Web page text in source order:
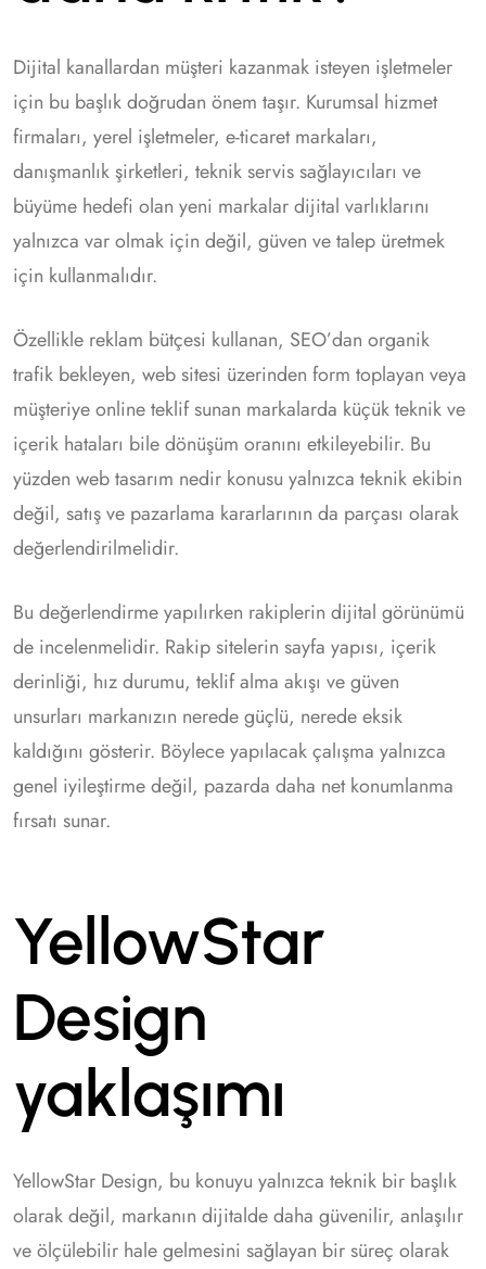
Dijital kanallardan müşteri kazanmak isteyen işletmeler
için bu başlık doğrudan önem taşır. Kurumsal hizmet
firmaları, yerel işletmeler, e-ticaret markaları,
danışmanlık şirketleri, teknik servis sağlayıcıları ve
büyüme hedefi olan yeni markalar dijital varlıklarını
yalnızca var olmak için değil, güven ve talep üretmek
için kullanmalıdır.
Özellikle reklam bütçesi kullanan, SEO’dan organik
trafik bekleyen, web sitesi üzerinden form toplayan veya
müşteriye online teklif sunan markalarda küçük teknik ve
içerik hataları bile dönüşüm oranını etkileyebilir. Bu
yüzden web tasarım nedir konusu yalnızca teknik ekibin
değil, satış ve pazarlama kararlarının da parçası olarak
değerlendirilmelidir.
Bu değerlendirme yapılırken rakiplerin dijital görünümü
de incelenmelidir. Rakip sitelerin sayfa yapısı, içerik
derinliği, hız durumu, teklif alma akışı ve güven
unsurları markanızın nerede güçlü, nerede eksik
kaldığını gösterir. Böylece yapılacak çalışma yalnızca
genel iyileştirme değil, pazarda daha net konumlanma
fırsatı sunar.
YellowStar
Design
yaklaşımı
YellowStar Design, bu konuyu yalnızca teknik bir başlık
olarak değil, markanın dijitalde daha güvenilir, anlaşılır
ve ölçülebilir hale gelmesini sağlayan bir süreç olarak